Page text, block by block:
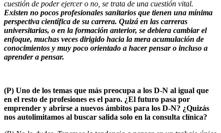
cuestión de poder ejercer o no, se trata de una cuestión vital.
Existen no pocos profesionales sanitarios que tienen una mínima
perspectiva científica de su carrera. Quizá en las carreras
universitarias, o en la formación anterior, se debiera cambiar el
enfoque, muchas veces dirigido hacia la mera acumulación de
conocimientos y muy poco orientado a hacer pensar o incluso a
aprender a pensar.
(P) Uno de los temas que más preocupa a los D-N al igual que
en el resto de profesiones es el paro. ¿El futuro pasa por
emprender y abrirse a nuevos ámbitos para los D-N? ¿Quizás
nos autolimitamos al buscar salida solo en la consulta clínica?